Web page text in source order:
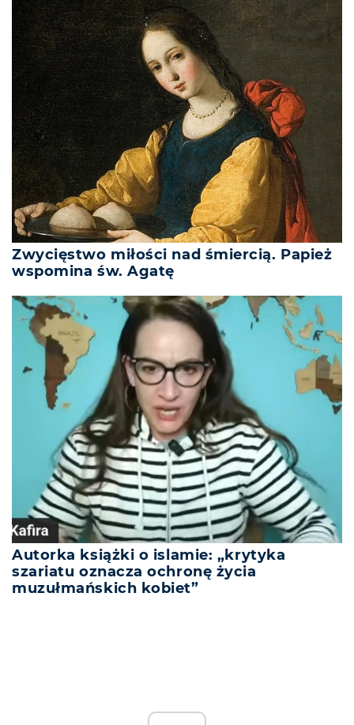
Zwycięstwo miłości nad śmiercią. Papież
wspomina św. Agatę
Autorka książki o islamie: „krytyka
szariatu oznacza ochronę życia
muzułmańskich kobiet”